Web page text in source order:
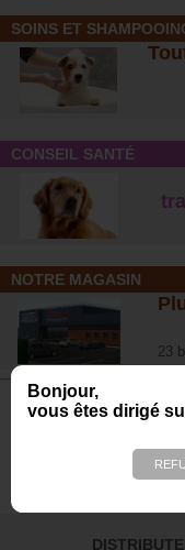
Bonjour,
vous êtes dirigé
SOINS ET
CONSEIL SANTÉ
NOTRE MAGASIN
23
Avis